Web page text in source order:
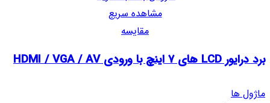
مشاهده سریع
مقایسه
برد درایور LCD های 7 اینچ با ورودی HDMI / VGA / AV
ماژول ها